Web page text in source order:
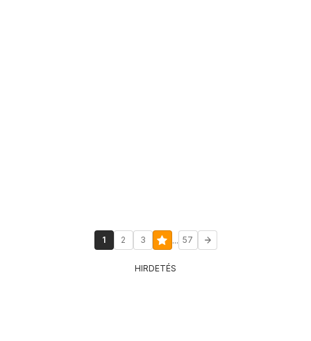
1 2 3 ... 57
HIRDETÉS